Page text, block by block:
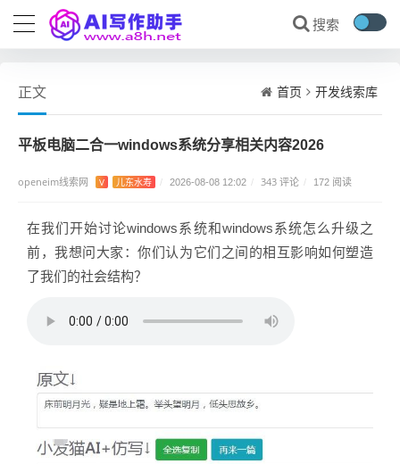
正文 首页 开发线索库
平板电脑二合一windows系统分享相关内容2026
openeim线索网 V 儿东水寿 / 2026-08-08 12:02 / 343 评论 / 172 阅读
在我们开始讨论windows系统和windows系统怎么升级之
前，我想问大家：你们认为它们之间的相互影响如何塑造
了我们的社会结构？